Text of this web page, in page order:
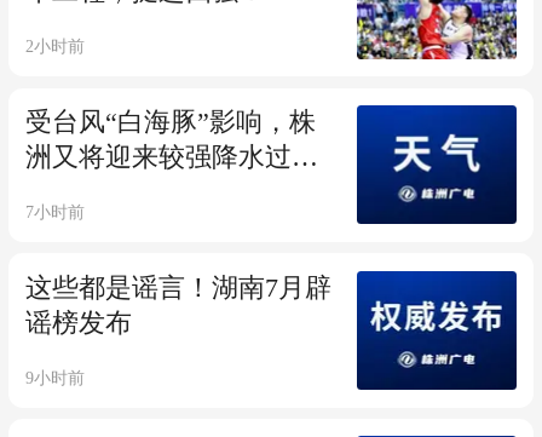
2小时前
受台风“白海豚”影响，株
洲又将迎来较强降水过
7小时前
这些都是谣言！湖南7月辟
谣榜发布
9小时前